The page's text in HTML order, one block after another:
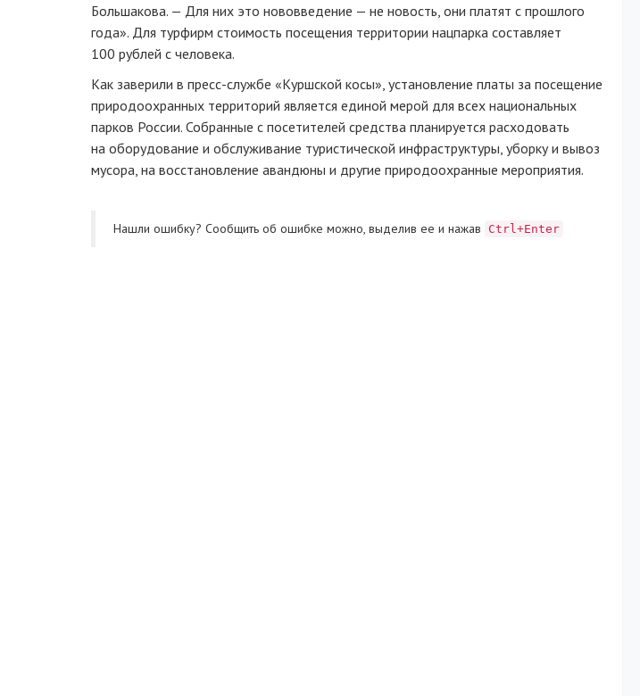
Большакова. — Для них это нововведение — не новость, они платят с прошлого
года». Для турфирм стоимость посещения территории нацпарка составляет
100 рублей с человека.
Как заверили в пресс-службе «Куршской косы», установление платы за посещение
природоохранных территорий является единой мерой для всех национальных
парков России. Собранные с посетителей средства планируется расходовать
на оборудование и обслуживание туристической инфраструктуры, уборку и вывоз
мусора, на восстановление авандюны и другие природоохранные мероприятия.
Нашли ошибку? Cообщить об ошибке можно, выделив ее и нажав Ctrl+Enter